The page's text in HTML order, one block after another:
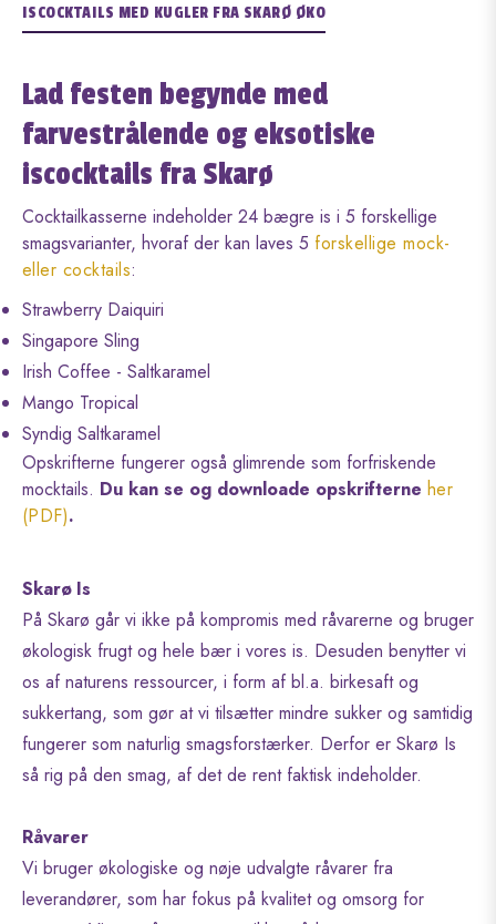
ISCOCKTAILS MED KUGLER FRA SKARØ ØKO
Lad festen begynde med
farvestrålende og eksotiske
iscocktails fra Skarø
Cocktailkasserne indeholder 24 bægre is i 5 forskellige
smagsvarianter, hvoraf der kan laves 5 forskellige mock-
eller cocktails:
Strawberry Daiquiri
Singapore Sling
Irish Coffee - Saltkaramel
Mango Tropical
Syndig Saltkaramel
Opskrifterne fungerer også glimrende som forfriskende
mocktails. Du kan se og downloade opskrifterne her
(PDF).
Skarø Is
På Skarø går vi ikke på kompromis med råvarerne og bruger
økologisk frugt og hele bær i vores is. Desuden benytter vi
os af naturens ressourcer, i form af bl.a. birkesaft og
sukkertang, som gør at vi tilsætter mindre sukker og samtidig
fungerer som naturlig smagsforstærker. Derfor er Skarø Is
så rig på den smag, af det de rent faktisk indeholder.
Råvarer
Vi bruger økologiske og nøje udvalgte råvarer fra
leverandører, som har fokus på kvalitet og omsorg for